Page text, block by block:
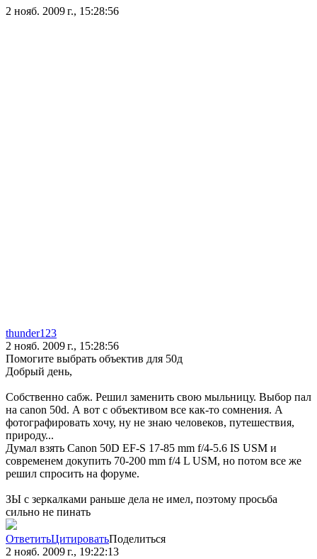
2 нояб. 2009 г., 15:28:56
thunder123
2 нояб. 2009 г., 15:28:56
Помогите выбрать объектив для 50д
Добрый день,
Собственно сабж. Решил заменить свою мыльницу. Выбор пал
на canon 50d. А вот с объективом все как-то сомнения. А
фотографировать хочу, ну не знаю человеков, путешествия,
природу...
Думал взять Canon 50D EF-S 17-85 mm f/4-5.6 IS USM и
современем докупить 70-200 mm f/4 L USM, но потом все же
решил спросить на форуме.
ЗЫ с зеркалками раньше дела не имел, поэтому просьба
сильно не пинать
ОтветитьЦитироватьПоделиться
2 нояб. 2009 г., 19:22:13